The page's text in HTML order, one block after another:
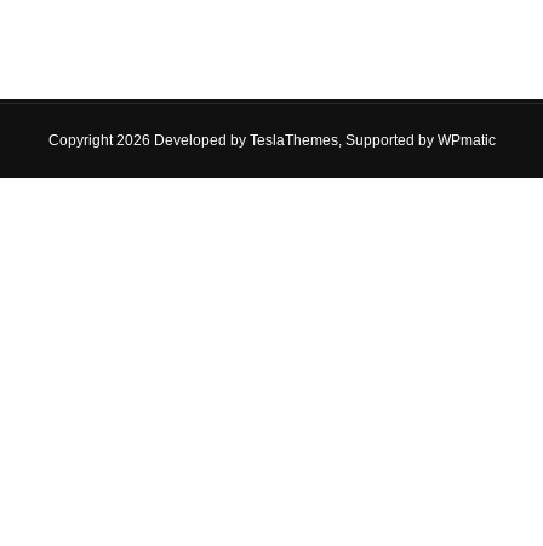
Copyright 2026 Developed by TeslaThemes, Supported by WPmatic